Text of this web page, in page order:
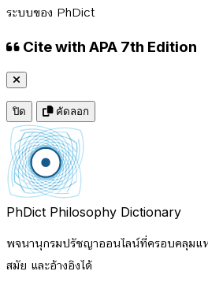
ระบบของ PhDict
Cite with APA 7th Edition
ปิด คัดลอก
PhDict Philosophy Dictionary
พจนานุกรมปรัชญาออนไลน์ที่ครอบคลุมแ
สมัย และอ้างอิงได้